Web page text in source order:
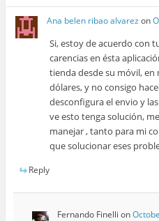
Ana belen ribao alvarez on
Si, estoy de acuerdo con
carencias en ésta
tienda desde su móvil, en
dólares, y no consigo
desconfigura el envio y
ve esto tenga solución,
manejar , tanto para mi
que solucionar eses
Reply
Fernando Finelli on